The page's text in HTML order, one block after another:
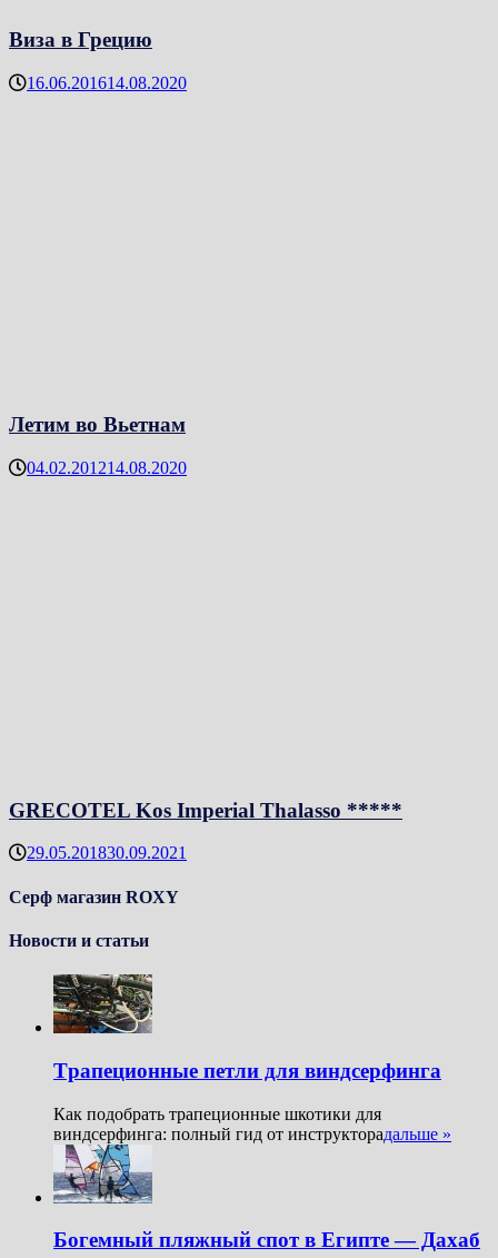
Виза в Грецию
16.06.201614.08.2020
Летим во Вьетнам
04.02.201214.08.2020
GRECOTEL Kos Imperial Thalasso *****
29.05.201830.09.2021
Серф магазин ROXY
Новости и статьи
Tрапеционные петли для виндсерфинга
Как подобрать трапеционные шкотики для
виндсерфинга: полный гид от инструкторадальше »
Богемный пляжный спот в Египте — Дахаб